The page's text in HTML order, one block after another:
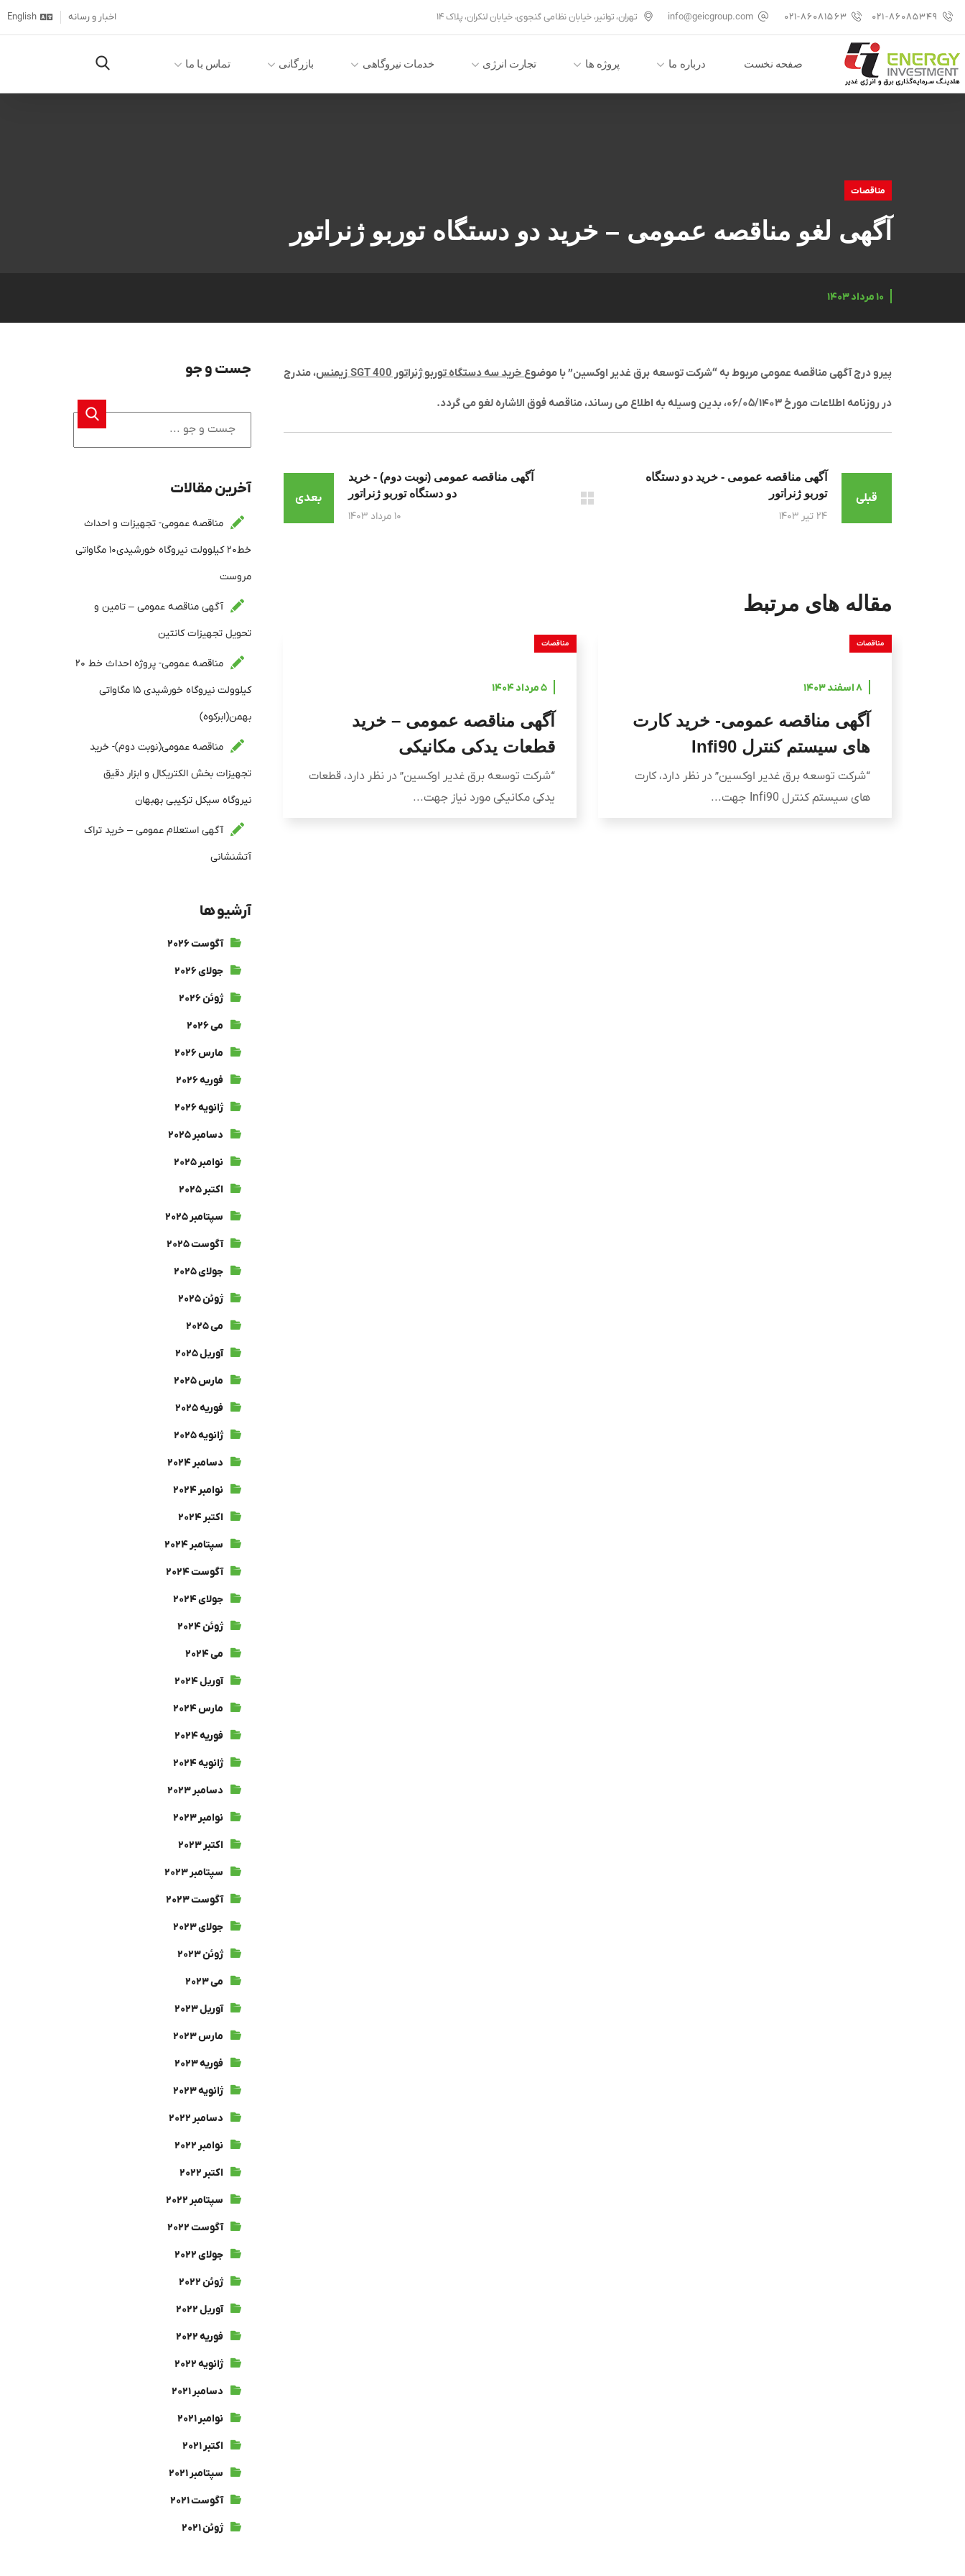
۰۲۱-۸۶۰۸۵۳۴۹ ۰۲۱-۸۶۰۸۱۵۶۳ info@geicgroup.com تهران، توانیر، خیابان نظامی گنجوی، خیابان لنکران، پلاک ۱۴ اخبار و رسانه English
صفحه نخست درباره ما پروژه ها تجارت انرژی خدمات نیروگاهی بازرگانی تماس با ما
مناقصات
آگهی لغو مناقصه عمومی – خرید دو دستگاه توربو ژنراتور
۱۰ مرداد ۱۴۰۳
پیرو درج آگهی مناقصه عمومی مربوط به“شرکت توسعه برق غدیر اوکسین” با موضوعخرید سه دستگاه توربو ژنراتور SGT 400 زیمنس، مندرج
در روزنامه اطلاعات مورخ ۰۶/۰۵/۱۴۰۳، بدین وسیله به اطلاع می رساند، مناقصه فوق الاشاره لغو می گردد.
قبلی
آگهی مناقصه عمومی - خرید دو دستگاه
توربو ژنراتور
۲۴ تیر ۱۴۰۳
آگهی مناقصه عمومی (نوبت دوم) - خرید
دو دستگاه توربو ژنراتور
۱۰ مرداد ۱۴۰۳
بعدی
مقاله های مرتبط
مناقصات
۸ اسفند ۱۴۰۳
آگهی مناقصه عمومی- خرید کارت
های سیستم کنترل Infi90
“شرکت توسعه برق غدیر اوکسین” در نظر دارد، کارت
های سیستم کنترل Infi90 جهت...
مناقصات
۵ مرداد ۱۴۰۴
آگهی مناقصه عمومی – خرید
قطعات یدکی مکانیکی
“شرکت توسعه برق غدیر اوکسین” در نظر دارد، قطعات
یدکی مکانیکی مورد نیاز جهت...
جست و جو
آخرین مقالات
مناقصه عمومی- تجهیزات و احداث
خط۲۰ کیلوولت نیروگاه خورشیدی۱۰ مگاواتی
مروست
آگهی مناقصه عمومی – تامین و
تحویل تجهیزات کانتین
مناقصه عمومی- پروژه احداث خط ۲۰
کیلوولت نیروگاه خورشیدی ۱۵ مگاواتی
بهمن(ابرکوه)
مناقصه عمومی(نوبت دوم)- خرید
تجهیزات بخش الکتریکال و ابزار دقیق
نیروگاه سیکل ترکیبی بهبهان
آگهی استعلام عمومی – خرید تراک
آتشنشانی
آرشیو ها
آگوست ۲۰۲۶
جولای ۲۰۲۶
ژوئن ۲۰۲۶
می ۲۰۲۶
مارس ۲۰۲۶
فوریه ۲۰۲۶
ژانویه ۲۰۲۶
دسامبر ۲۰۲۵
نوامبر ۲۰۲۵
اکتبر ۲۰۲۵
سپتامبر ۲۰۲۵
آگوست ۲۰۲۵
جولای ۲۰۲۵
ژوئن ۲۰۲۵
می ۲۰۲۵
آوریل ۲۰۲۵
مارس ۲۰۲۵
فوریه ۲۰۲۵
ژانویه ۲۰۲۵
دسامبر ۲۰۲۴
نوامبر ۲۰۲۴
اکتبر ۲۰۲۴
سپتامبر ۲۰۲۴
آگوست ۲۰۲۴
جولای ۲۰۲۴
ژوئن ۲۰۲۴
می ۲۰۲۴
آوریل ۲۰۲۴
مارس ۲۰۲۴
فوریه ۲۰۲۴
ژانویه ۲۰۲۴
دسامبر ۲۰۲۳
نوامبر ۲۰۲۳
اکتبر ۲۰۲۳
سپتامبر ۲۰۲۳
آگوست ۲۰۲۳
جولای ۲۰۲۳
ژوئن ۲۰۲۳
می ۲۰۲۳
آوریل ۲۰۲۳
مارس ۲۰۲۳
فوریه ۲۰۲۳
ژانویه ۲۰۲۳
دسامبر ۲۰۲۲
نوامبر ۲۰۲۲
اکتبر ۲۰۲۲
سپتامبر ۲۰۲۲
آگوست ۲۰۲۲
جولای ۲۰۲۲
ژوئن ۲۰۲۲
آوریل ۲۰۲۲
فوریه ۲۰۲۲
ژانویه ۲۰۲۲
دسامبر ۲۰۲۱
نوامبر ۲۰۲۱
اکتبر ۲۰۲۱
سپتامبر ۲۰۲۱
آگوست ۲۰۲۱
ژوئن ۲۰۲۱